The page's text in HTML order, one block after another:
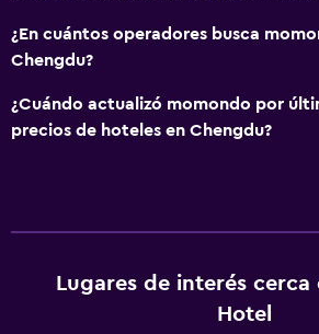
¿En cuántos operadores busca
Chengdu?
¿Cuándo actualizó momondo por
precios de hoteles en Chengdu?
Lugares de interés cerca
Hotel